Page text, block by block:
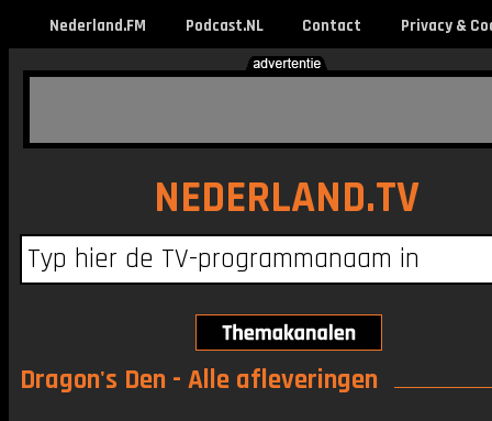
Nederland.FM Podcast.NL Contact Privacy &
NEDERLAND.TV
Dragon's Den - Alle afleveringen